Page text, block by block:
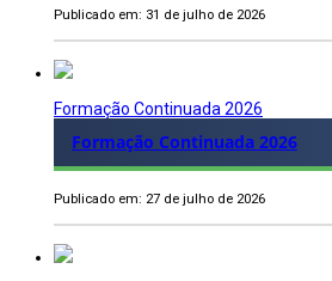
Publicado em: 31 de julho de 2026
Formação Continuada 2026
Formação Continuada 2026
Publicado em: 27 de julho de 2026